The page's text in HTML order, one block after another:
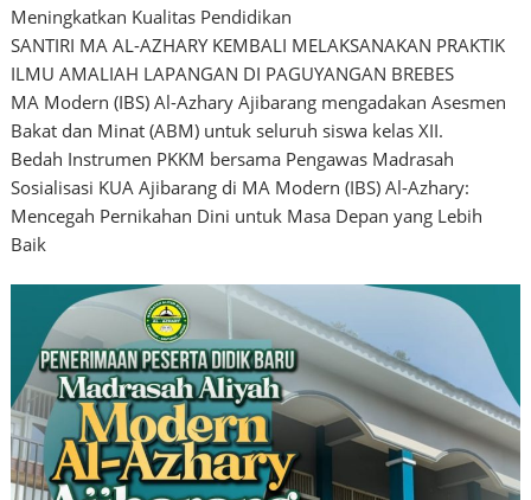
Meningkatkan Kualitas Pendidikan
SANTIRI MA AL-AZHARY KEMBALI MELAKSANAKAN PRAKTIK
ILMU AMALIAH LAPANGAN DI PAGUYANGAN BREBES
MA Modern (IBS) Al-Azhary Ajibarang mengadakan Asesmen
Bakat dan Minat (ABM) untuk seluruh siswa kelas XII.
Bedah Instrumen PKKM bersama Pengawas Madrasah
Sosialisasi KUA Ajibarang di MA Modern (IBS) Al-Azhary:
Mencegah Pernikahan Dini untuk Masa Depan yang Lebih
Baik